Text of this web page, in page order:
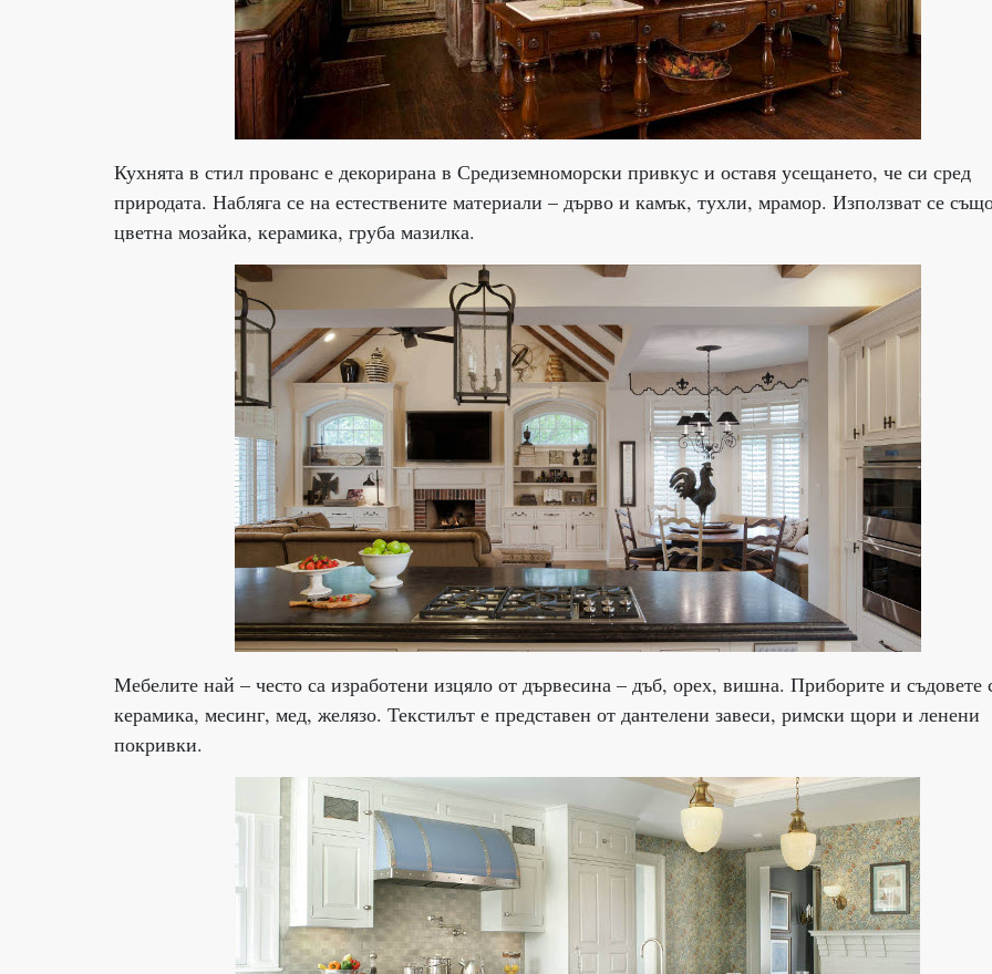
Кухнята в стил прованс е декорирана в Средиземноморски привкус и оставя усещането, че си сред
природата. Набляга се на естествените материали – дърво и камък, тухли, мрамор. Използват се
цветна мозайка, керамика, груба мазилка.
Мебелите най – често са изработени изцяло от дървесина – дъб, орех, вишна. Приборите и съдовете
керамика, месинг, мед, желязо. Текстилът е представен от дантелени завеси, римски щори и ленени
покривки.